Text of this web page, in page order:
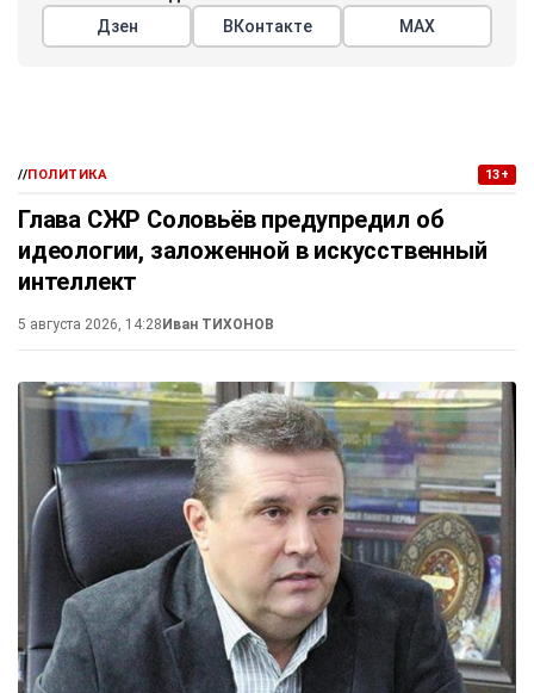
Дзен ВКонтакте МАХ
//ПОЛИТИКА 13+
Глава СЖР Соловьёв предупредил об
идеологии, заложенной в искусственный
интеллект
5 августа 2026, 14:28 Иван ТИХОНОВ